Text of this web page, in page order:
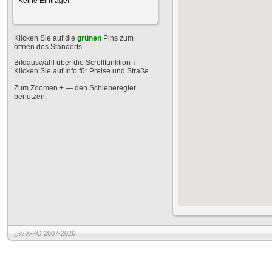
Klicken Sie auf die grünen Pins zum
öffnen des Standorts.
Bildauswahl über die Scrollfunktion ↓
Klicken Sie auf Info für Preise und Straße
Zum Zoomen + — den Schieberegler
benutzen.
ï¿½ X-PO 2007-2026